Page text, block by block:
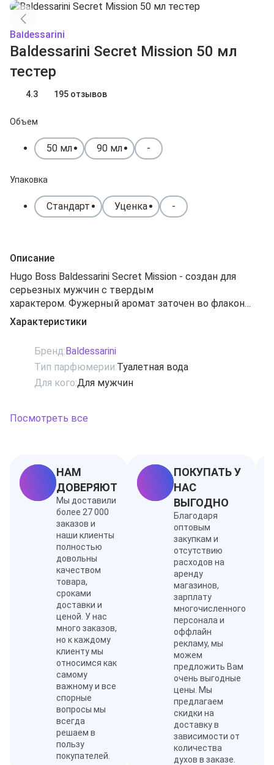
Baldessarini
Baldessarini Secret Mission 50 мл
тестер
4.3 195 отзывов
Объем
50 мл 90 мл -
Упаковка
Стандарт Уценка -
Описание
Hugo Boss Baldessarini Secret Mission - создан для
серьезных мужчин с твердым
характером. Фужерный аромат заточен во флакон
глубокого синего цвета, придавая ему значимость и
загадку. Основные ноты: киаприс, бергамот, базилик,
удового дерева и кедра.
Характеристики
Бренд:Baldessarini
Тип парфюмерии:Туалетная вода
Для кого:Для мужчин
Посмотреть все
НАМ
ДОВЕРЯЮТ
Мы доставили
более 27 000
заказов и
наши клиенты
полностью
довольны
качеством
товара,
сроками
доставки и
ценой. У нас
много заказов,
но к каждому
клиенту мы
относимся как
самому
важному и все
спорные
вопросы мы
всегда
решаем в
пользу
покупателей.
ПОКУПАТЬ У
НАС
ВЫГОДНО
Благодаря
оптовым
закупкам и
отсутствию
расходов на
аренду
магазинов,
зарплату
многочисленного
персонала и
оффлайн
рекламу, мы
можем
предложить Вам
очень выгодные
цены. Мы
предлагаем
скидки на
доставку в
зависимости от
количества
духов в заказе.